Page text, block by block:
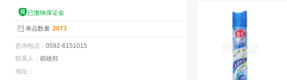
已缴纳保证金
单品数量 2073
咨询电话： 0592-6151015
联系人： 胡雄邦
地址：